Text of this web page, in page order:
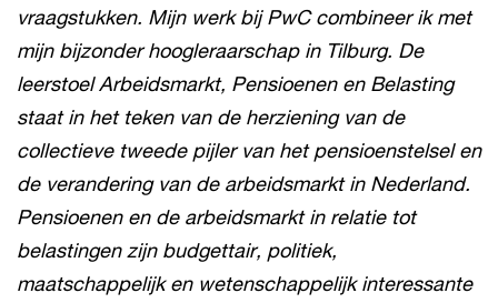
vraagstukken. Mijn werk bij PwC combineer ik met
mijn bijzonder hoogleraarschap in Tilburg. De
leerstoel Arbeidsmarkt, Pensioenen en Belasting
staat in het teken van de herziening van de
collectieve tweede pijler van het pensioenstelsel en
de verandering van de arbeidsmarkt in Nederland.
Pensioenen en de arbeidsmarkt in relatie tot
belastingen zijn budgettair, politiek,
maatschappelijk en wetenschappelijk interessante